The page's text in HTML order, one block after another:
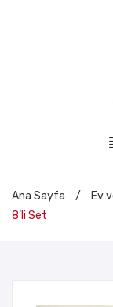
Ana Sayfa / Ev
8’li Set